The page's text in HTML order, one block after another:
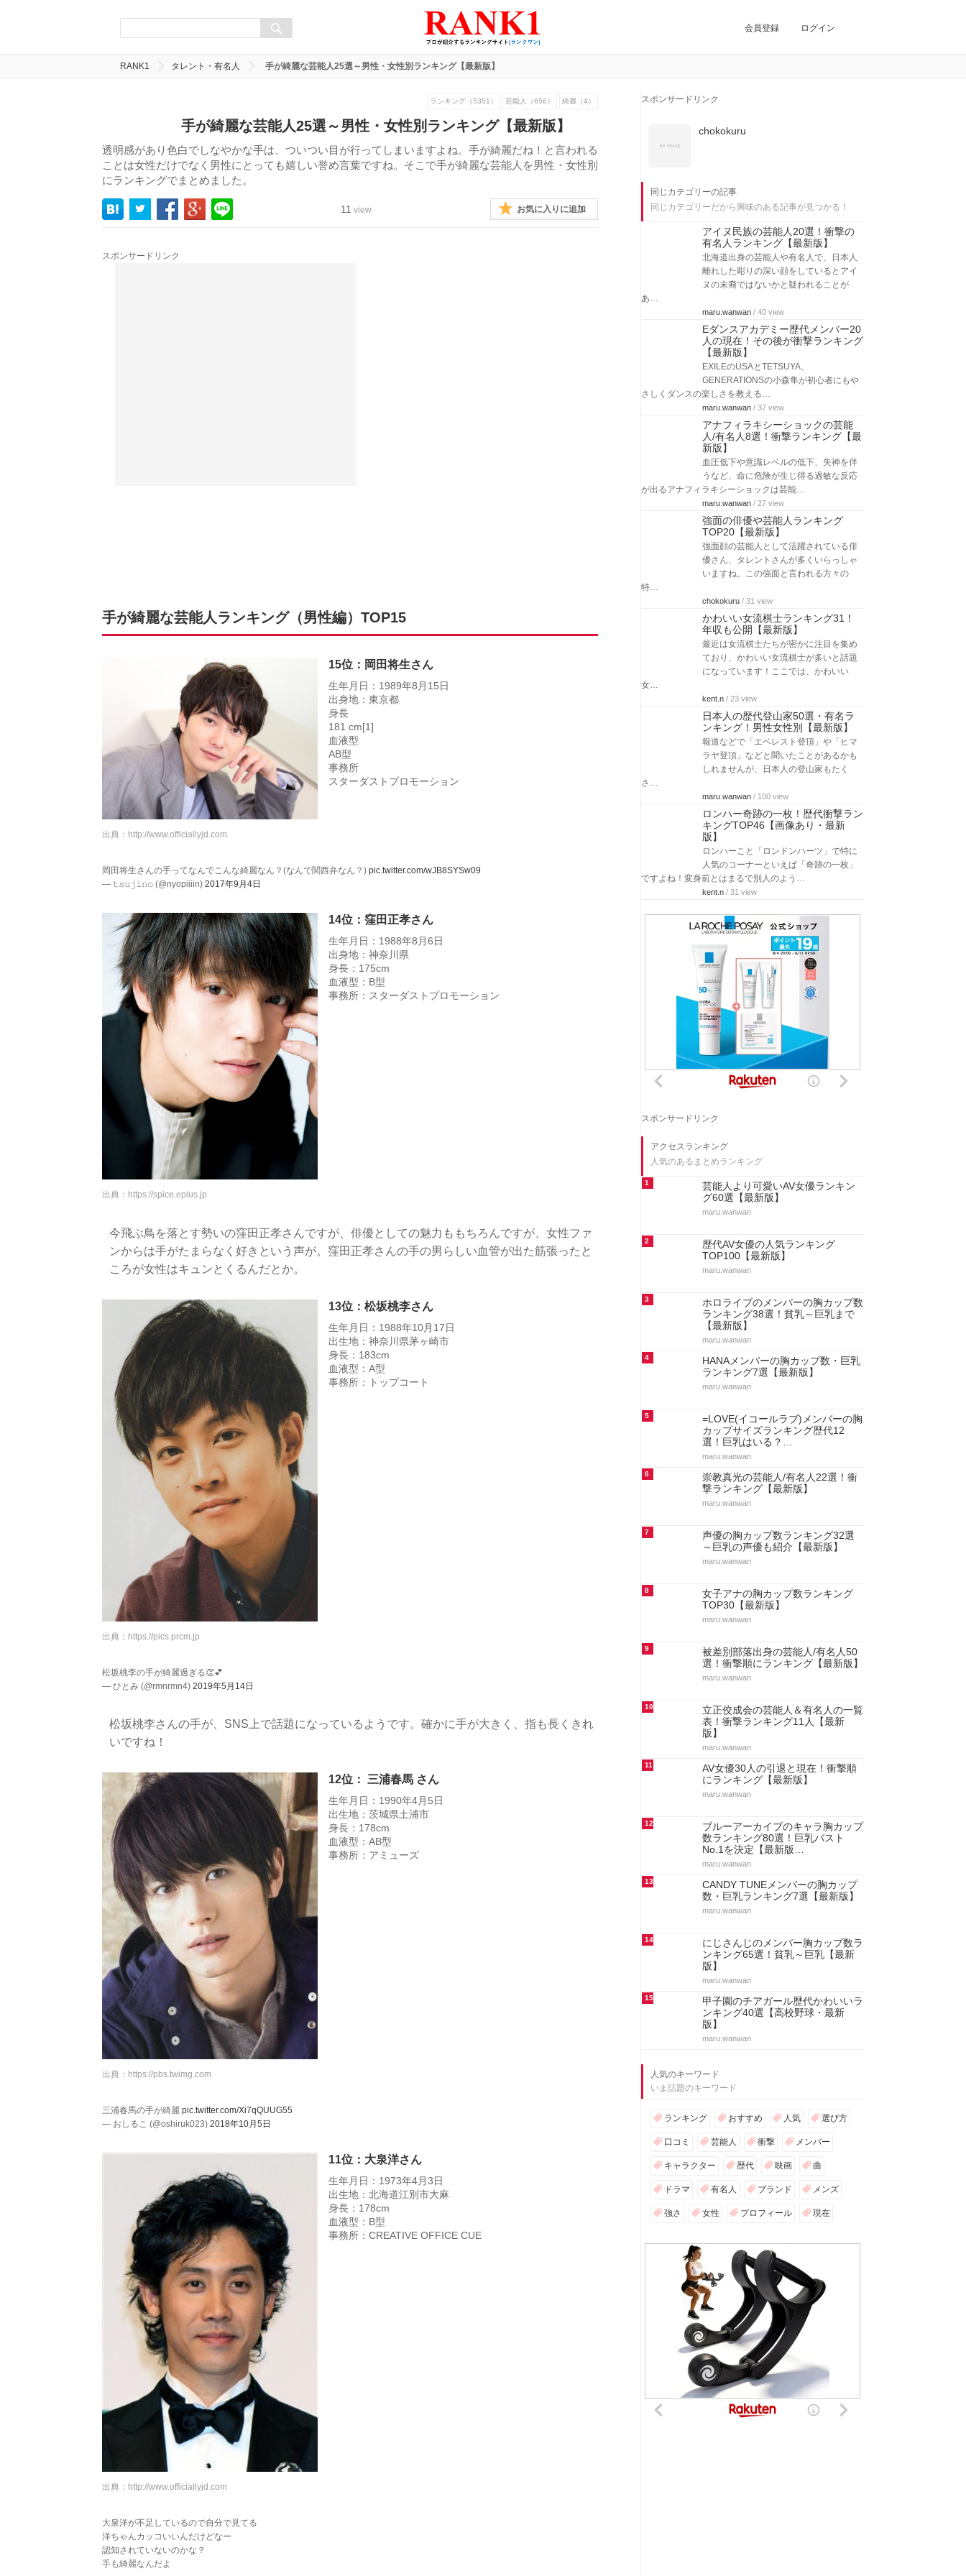
会員登録 ログイン
RANK1 タレント・有名人 手が綺麗な芸能人25選～男性・女性別ランキング【最新版】
ランキング（5351） 芸能人（656） 綺麗（4）
手が綺麗な芸能人25選～男性・女性別ランキング【最新版】
透明感があり色白でしなやかな手は、ついつい目が行ってしまいますよね。手が綺麗だね！と言われる
ことは女性だけでなく男性にとっても嬉しい誉め言葉ですね。そこで手が綺麗な芸能人を男性・女性別
にランキングでまとめました。
11 view お気に入りに追加
スポンサードリンク
手が綺麗な芸能人ランキング（男性編）TOP15
15位：岡田将生さん
生年月日：1989年8月15日
出身地：東京都
身長
181 cm[1]
血液型
AB型
事務所
スターダストプロモーション
出典： http://www.officiallyjd.com
岡田将生さんの手ってなんでこんな綺麗なん？(なんで関西弁なん？) pic.twitter.com/wJB8SYSw09
— 𝚝𝚜𝚞𝚓𝚒𝚗𝚘 (@nyopiiiin) 2017年9月4日
14位：窪田正孝さん
生年月日：1988年8月6日
出身地：神奈川県
身長：175cm
血液型：B型
事務所：スターダストプロモーション
出典： https://spice.eplus.jp
今飛ぶ鳥を落とす勢いの窪田正孝さんですが、俳優としての魅力ももちろんですが、女性ファ
ンからは手がたまらなく好きという声が。窪田正孝さんの手の男らしい血管が出た筋張ったと
ころが女性はキュンとくるんだとか。
13位：松坂桃李さん
生年月日：1988年10月17日
出生地：神奈川県茅ヶ崎市
身長：183cm
血液型：A型
事務所：トップコート
出典： https://pics.prcm.jp
松坂桃李の手が綺麗過ぎる👏💕
— ひとみ (@rmnrmn4) 2019年5月14日
松坂桃李さんの手が、SNS上で話題になっているようです。確かに手が大きく、指も長くきれ
いですね！
12位： 三浦春馬 さん
生年月日：1990年4月5日
出生地：茨城県土浦市
身長：178cm
血液型：AB型
事務所：アミューズ
出典： https://pbs.twimg.com
三浦春馬の手が綺麗 pic.twitter.com/Xi7qQUUG55
— おしるこ (@oshiruk023) 2018年10月5日
11位：大泉洋さん
生年月日：1973年4月3日
出生地：北海道江別市大麻
身長：178cm
血液型：B型
事務所：CREATIVE OFFICE CUE
出典： http://www.officiallyjd.com
大泉洋が不足しているので自分で見てる
洋ちゃんカッコいいんだけどなー
認知されていないのかな？
手も綺麗なんだよ
スポンサードリンク
chokokuru
同じカテゴリーの記事
同じカテゴリーだから興味のある記事が見つかる！
アイヌ民族の芸能人20選！衝撃の
有名人ランキング【最新版】
北海道出身の芸能人や有名人で、日本人
離れした彫りの深い顔をしているとアイ
ヌの末裔ではないかと疑われることが
あ…
maru.wanwan / 40 view
Eダンスアカデミー歴代メンバー20
人の現在！その後が衝撃ランキング
【最新版】
EXILEのÜSAとTETSUYA、
GENERATIONSの小森隼が初心者にもや
さしくダンスの楽しさを教える…
maru.wanwan / 37 view
アナフィラキシーショックの芸能
人/有名人8選！衝撃ランキング【最
新版】
血圧低下や意識レベルの低下、失神を伴
うなど、命に危険が生じ得る過敏な反応
が出るアナフィラキシーショックは芸能…
maru.wanwan / 27 view
強面の俳優や芸能人ランキング
TOP20【最新版】
強面顔の芸能人として活躍されている俳
優さん、タレントさんが多くいらっしゃ
いますね。この強面と言われる方々の
特…
chokokuru / 31 view
かわいい女流棋士ランキング31！
年収も公開【最新版】
最近は女流棋士たちが密かに注目を集め
ており、かわいい女流棋士が多いと話題
になっています！ここでは、かわいい
女…
kent.n / 23 view
日本人の歴代登山家50選・有名ラ
ンキング！男性女性別【最新版】
報道などで「エベレスト登頂」や「ヒマ
ラヤ登頂」などと聞いたことがあるかも
しれませんが、日本人の登山家もたく
さ…
maru.wanwan / 100 view
ロンハー奇跡の一枚！歴代衝撃ラン
キングTOP46【画像あり・最新
版】
ロンハーこと「ロンドンハーツ」で特に
人気のコーナーといえば「奇跡の一枚」
ですよね！変身前とはまるで別人のよう…
kent.n / 31 view
スポンサードリンク
アクセスランキング
人気のあるまとめランキング
1
芸能人より可愛いAV女優ランキン
グ60選【最新版】
maru.wanwan
2
歴代AV女優の人気ランキング
TOP100【最新版】
maru.wanwan
3
ホロライブのメンバーの胸カップ数
ランキング38選！貧乳～巨乳まで
【最新版】
maru.wanwan
4
HANAメンバーの胸カップ数・巨乳
ランキング7選【最新版】
maru.wanwan
5
=LOVE(イコールラブ)メンバーの胸
カップサイズランキング歴代12
選！巨乳はいる？…
maru.wanwan
6
崇教真光の芸能人/有名人22選！衝
撃ランキング【最新版】
maru.wanwan
7
声優の胸カップ数ランキング32選
～巨乳の声優も紹介【最新版】
maru.wanwan
8
女子アナの胸カップ数ランキング
TOP30【最新版】
maru.wanwan
9
被差別部落出身の芸能人/有名人50
選！衝撃順にランキング【最新版】
maru.wanwan
10
立正佼成会の芸能人＆有名人の一覧
表！衝撃ランキング11人【最新
版】
maru.wanwan
11
AV女優30人の引退と現在！衝撃順
にランキング【最新版】
maru.wanwan
12
ブルーアーカイブのキャラ胸カップ
数ランキング80選！巨乳バスト
No.1を決定【最新版…
maru.wanwan
13
CANDY TUNEメンバーの胸カップ
数・巨乳ランキング7選【最新版】
maru.wanwan
14
にじさんじのメンバー胸カップ数ラ
ンキング65選！貧乳～巨乳【最新
版】
maru.wanwan
15
甲子園のチアガール歴代かわいいラ
ンキング40選【高校野球・最新
版】
maru.wanwan
人気のキーワード
いま話題のキーワード
ランキング おすすめ 人気 選び方
口コミ 芸能人 衝撃 メンバー
キャラクター 歴代 映画 曲
ドラマ 有名人 ブランド メンズ
強さ 女性 プロフィール 現在